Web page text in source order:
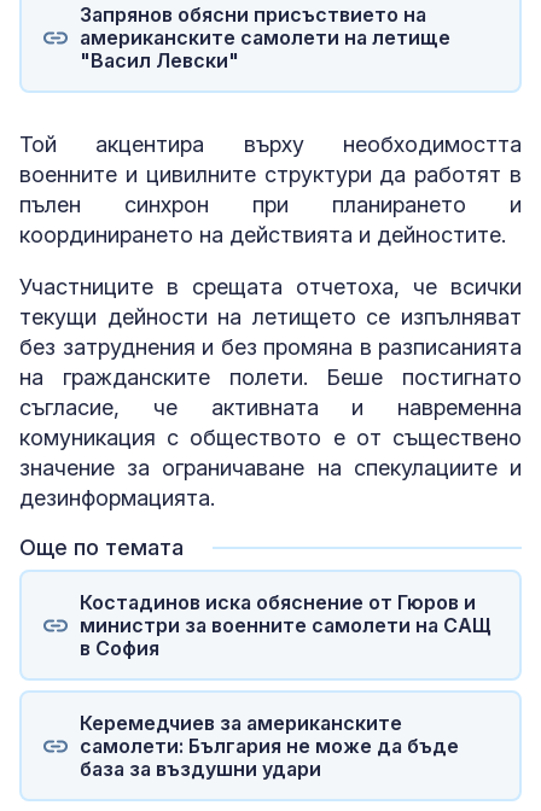
Запрянов обясни присъствието на
американските самолети на летище
"Васил Левски"
Той акцентира върху необходимостта
военните и цивилните структури да работят в
пълен синхрон при планирането и
координирането на действията и дейностите.
Участниците в срещата отчетоха, че всички
текущи дейности на летището се изпълняват
без затруднения и без промяна в разписанията
на гражданските полети. Беше постигнато
съгласие, че активната и навременна
комуникация с обществото е от съществено
значение за ограничаване на спекулациите и
дезинформацията.
Още по темата
Костадинов иска обяснение от Гюров и
министри за военните самолети на САЩ
в София
Керемедчиев за американските
самолети: България не може да бъде
база за въздушни удари